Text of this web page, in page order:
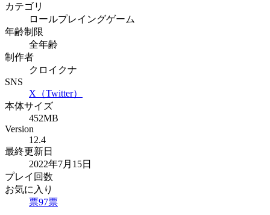
カテゴリ
ロールプレイングゲーム
年齢制限
全年齢
制作者
クロイクナ
SNS
X（Twitter）
本体サイズ
452MB
Version
12.4
最終更新日
2022年7月15日
プレイ回数
お気に入り
票97票